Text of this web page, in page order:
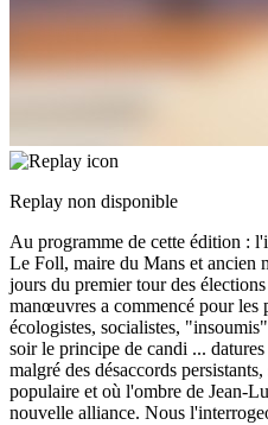
Replay non disponible
Au programme de cette édition :
Le Foll, maire du Mans et ancien
jours du premier tour des
manœuvres a commencé pour les
écologistes, socialistes,
soir le principe de candi ...
malgré des désaccords
populaire et où l'ombre de Jean-
nouvelle alliance. Nous